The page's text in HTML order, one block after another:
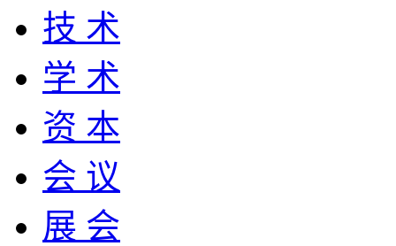
技 术
学 术
资 本
会 议
展 会